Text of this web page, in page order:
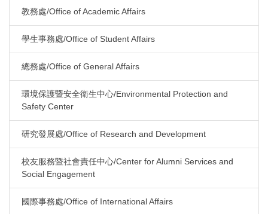
教務處/Office of Academic Affairs
學生事務處/Office of Student Affairs
總務處/Office of General Affairs
環境保護暨安全衛生中心/Environmental Protection and
Safety Center
研究發展處/Office of Research and Development
校友服務暨社會責任中心/Center for Alumni Services and
Social Engagement
國際事務處/Office of International Affairs